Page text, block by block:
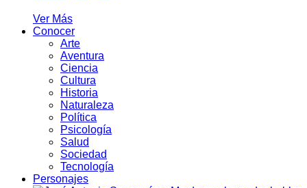
Ver Más
Conocer
Arte
Aventura
Ciencia
Cultura
Historia
Naturaleza
Política
Psicología
Salud
Sociedad
Tecnología
Personajes